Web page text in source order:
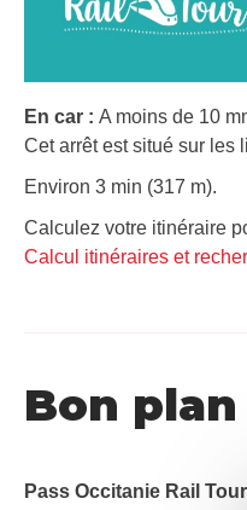
En car : A moins de 10
Cet arrêt est situé sur les
Environ 3 min (317 m).
Calculez votre itinéraire
Calcul itinéraires et
Bon plan
Pass Occitanie Rail Tour​